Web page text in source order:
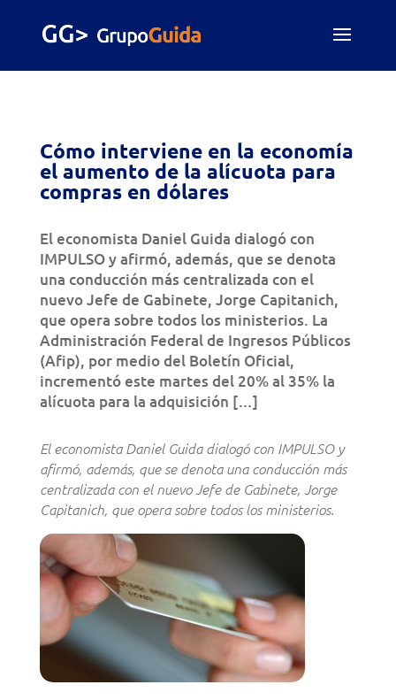
Cómo interviene en la economía
el aumento de la alícuota para
compras en dólares
El economista Daniel Guida dialogó con
IMPULSO y afirmó, además, que se denota
una conducción más centralizada con el
nuevo Jefe de Gabinete, Jorge Capitanich,
que opera sobre todos los ministerios. La
Administración Federal de Ingresos Públicos
(Afip), por medio del Boletín Oficial,
incrementó este martes del 20% al 35% la
alícuota para la adquisición […]
El economista Daniel Guida dialogó con IMPULSO y
afirmó, además, que se denota una conducción más
centralizada con el nuevo Jefe de Gabinete, Jorge
Capitanich, que opera sobre todos los ministerios.